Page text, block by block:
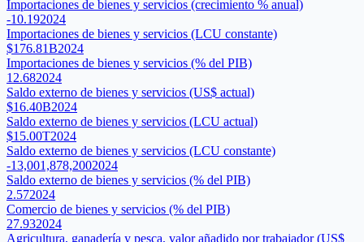
Importaciones de bienes y servicios (crecimiento % anual)
-10.192024
Importaciones de bienes y servicios (LCU constante)
$176.81B2024
Importaciones de bienes y servicios (% del PIB)
12.682024
Saldo externo de bienes y servicios (US$ actual)
$16.40B2024
Saldo externo de bienes y servicios (LCU actual)
$15.00T2024
Saldo externo de bienes y servicios (LCU constante)
-13,001,878,2002024
Saldo externo de bienes y servicios (% del PIB)
2.572024
Comercio de bienes y servicios (% del PIB)
27.932024
Agricultura, ganadería y pesca, valor añadido por trabajador (US$